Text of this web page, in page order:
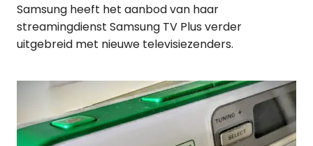
Samsung heeft het aanbod van haar
streamingdienst Samsung TV Plus verder
uitgebreid met nieuwe televisiezenders.